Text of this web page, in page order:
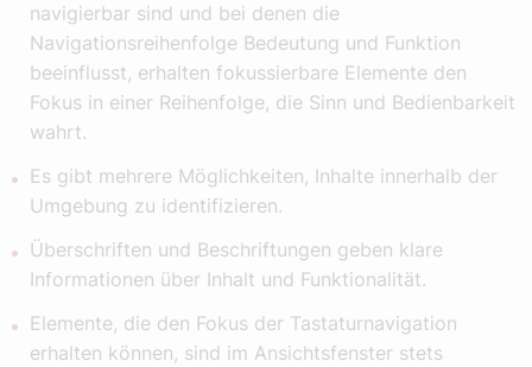
navigierbar sind und bei denen die
Navigationsreihenfolge Bedeutung und Funktion
beeinflusst, erhalten fokussierbare Elemente den
Fokus in einer Reihenfolge, die Sinn und Bedienbarkeit
wahrt.
Es gibt mehrere Möglichkeiten, Inhalte innerhalb der
Umgebung zu identifizieren.
Überschriften und Beschriftungen geben klare
Informationen über Inhalt und Funktionalität.
Elemente, die den Fokus der Tastaturnavigation
erhalten können, sind im Ansichtsfenster stets